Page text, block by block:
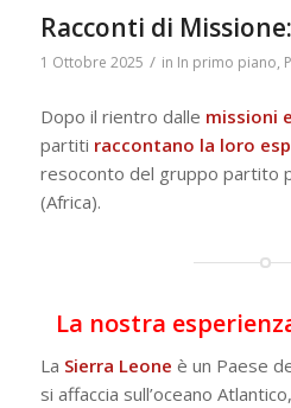
Racconti di
1 Ottobre 2025 / in In primo piano,
Dopo il rientro dalle missioni
partiti raccontano la loro
resoconto del gruppo partito
(Africa).
La nostra
La Sierra Leone è un Paese
si affaccia sull’oceano